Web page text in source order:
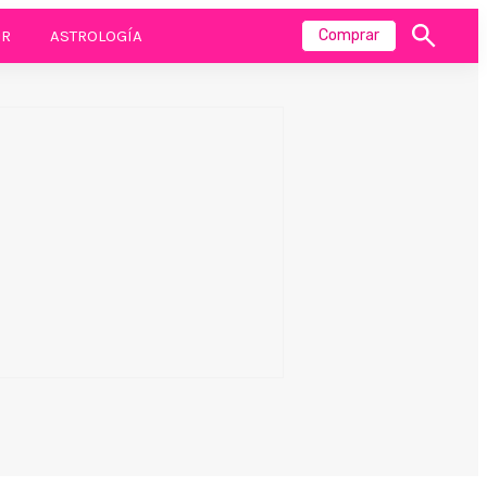
ASTROLOGÍA Comprar
Mostrar